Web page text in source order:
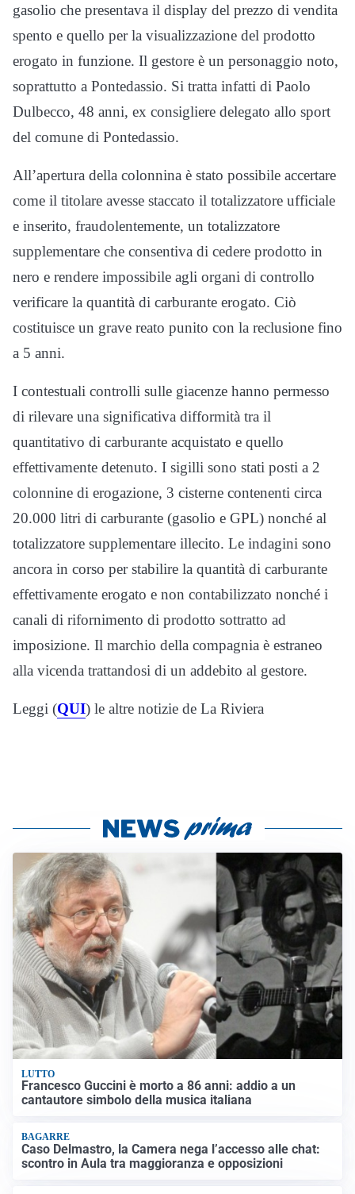
gasolio che presentava il display del prezzo di vendita
spento e quello per la visualizzazione del prodotto
erogato in funzione. Il gestore è un personaggio noto,
soprattutto a Pontedassio. Si tratta infatti di Paolo
Dulbecco, 48 anni, ex consigliere delegato allo sport
del comune di Pontedassio.
All’apertura della colonnina è stato possibile accertare
come il titolare avesse staccato il totalizzatore ufficiale
e inserito, fraudolentemente, un totalizzatore
supplementare che consentiva di cedere prodotto in
nero e rendere impossibile agli organi di controllo
verificare la quantità di carburante erogato. Ciò
costituisce un grave reato punito con la reclusione fino
a 5 anni.
I contestuali controlli sulle giacenze hanno permesso
di rilevare una significativa difformità tra il
quantitativo di carburante acquistato e quello
effettivamente detenuto. I sigilli sono stati posti a 2
colonnine di erogazione, 3 cisterne contenenti circa
20.000 litri di carburante (gasolio e GPL) nonché al
totalizzatore supplementare illecito. Le indagini sono
ancora in corso per stabilire la quantità di carburante
effettivamente erogato e non contabilizzato nonché i
canali di rifornimento di prodotto sottratto ad
imposizione. Il marchio della compagnia è estraneo
alla vicenda trattandosi di un addebito al gestore.
Leggi (QUI) le altre notizie de La Riviera
LUTTO
Francesco Guccini è morto a 86 anni: addio a un
cantautore simbolo della musica italiana
BAGARRE
Caso Delmastro, la Camera nega l’accesso alle chat:
scontro in Aula tra maggioranza e opposizioni